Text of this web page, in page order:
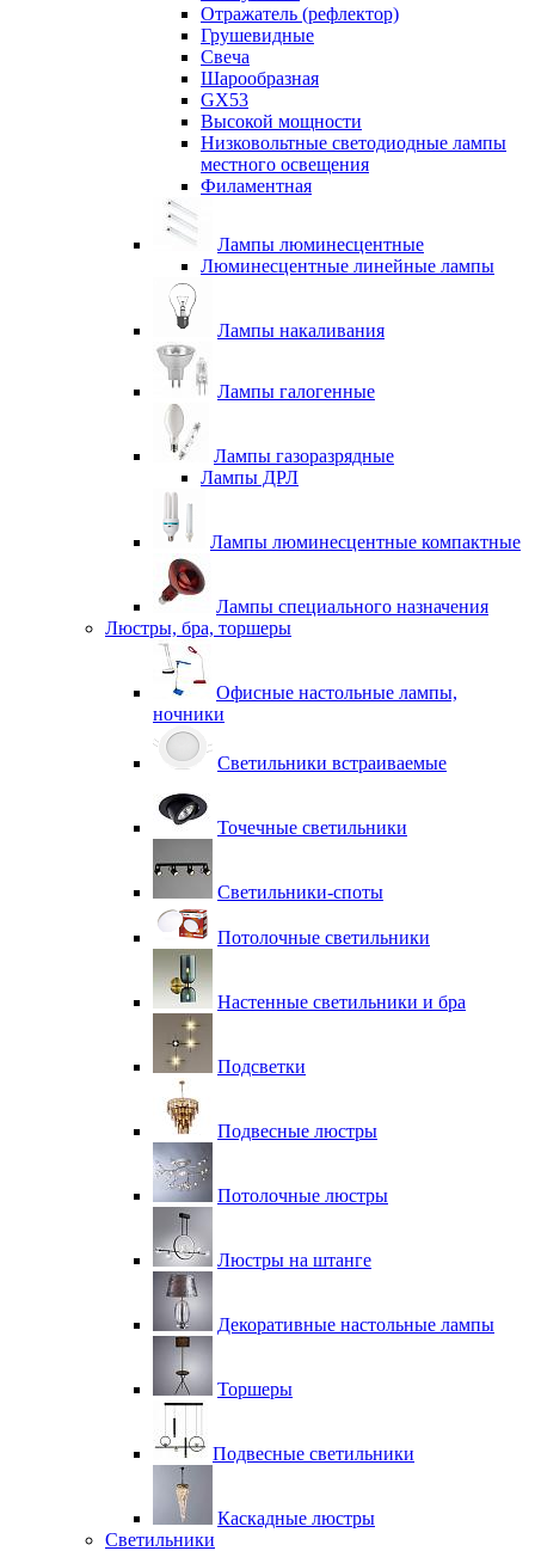
Отражатель (рефлектор)
Грушевидные
Свеча
Шарообразная
GX53
Высокой мощности
Низковольтные светодиодные лампы
местного освещения
Филаментная
Лампы люминесцентные
Люминесцентные линейные лампы
Лампы накаливания
Лампы галогенные
Лампы газоразрядные
Лампы ДРЛ
Лампы люминесцентные компактные
Лампы специального назначения
Люстры, бра, торшеры
Офисные настольные лампы,
ночники
Светильники встраиваемые
Точечные светильники
Светильники-споты
Потолочные светильники
Настенные светильники и бра
Подсветки
Подвесные люстры
Потолочные люстры
Люстры на штанге
Декоративные настольные лампы
Торшеры
Подвесные светильники
Каскадные люстры
Светильники